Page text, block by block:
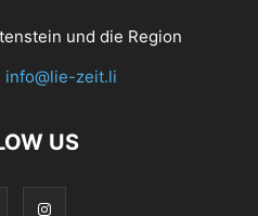
und die Region
info@lie-zeit.li
US